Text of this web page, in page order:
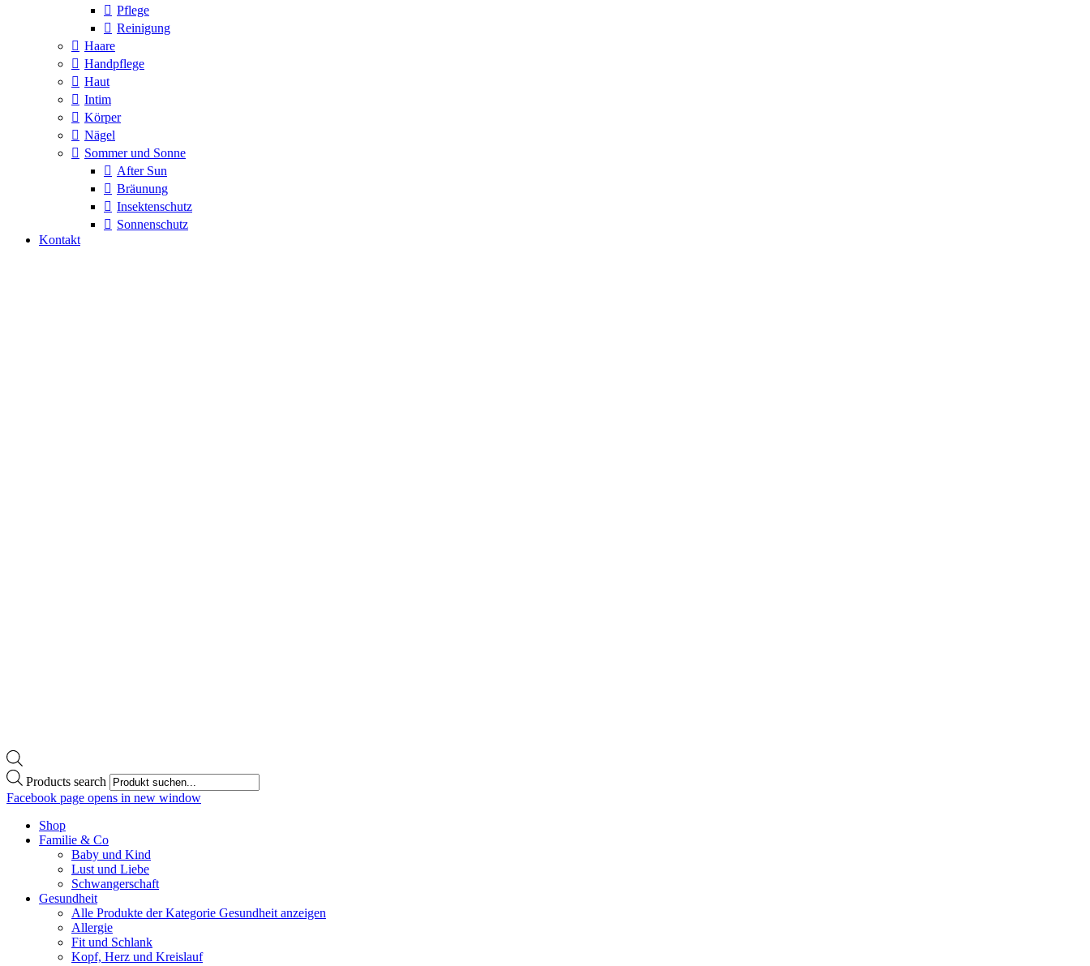
Pflege
Reinigung
Haare
Handpflege
Haut
Intim
Körper
Nägel
Sommer und Sonne
After Sun
Bräunung
Insektenschutz
Sonnenschutz
Kontakt
Products search
Facebook page opens in new window
Shop
Familie & Co
Baby und Kind
Lust und Liebe
Schwangerschaft
Gesundheit
Alle Produkte der Kategorie Gesundheit anzeigen
Allergie
Fit und Schlank
Kopf, Herz und Kreislauf